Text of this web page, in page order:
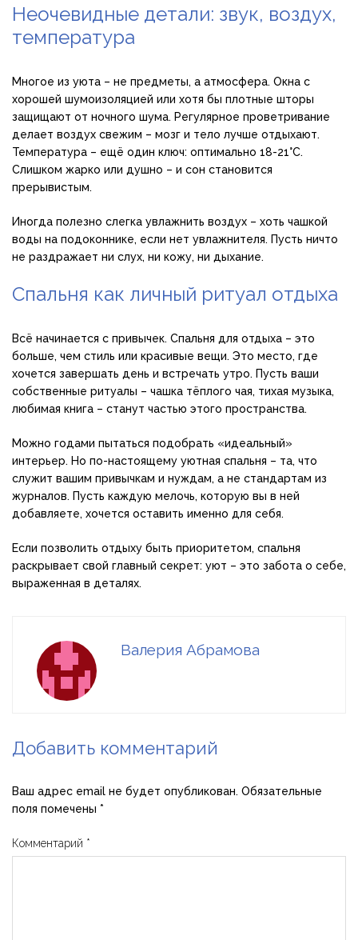
Неочевидные детали: звук, воздух,
температура
Многое из уюта – не предметы, а атмосфера. Окна с
хорошей шумоизоляцией или хотя бы плотные шторы
защищают от ночного шума. Регулярное проветривание
делает воздух свежим – мозг и тело лучше отдыхают.
Температура – ещё один ключ: оптимально 18-21°C.
Слишком жарко или душно – и сон становится
прерывистым.
Иногда полезно слегка увлажнить воздух – хоть чашкой
воды на подоконнике, если нет увлажнителя. Пусть ничто
не раздражает ни слух, ни кожу, ни дыхание.
Спальня как личный ритуал отдыха
Всё начинается с привычек. Спальня для отдыха – это
больше, чем стиль или красивые вещи. Это место, где
хочется завершать день и встречать утро. Пусть ваши
собственные ритуалы – чашка тёплого чая, тихая музыка,
любимая книга – станут частью этого пространства.
Можно годами пытаться подобрать «идеальный»
интерьер. Но по-настоящему уютная спальня – та, что
служит вашим привычкам и нуждам, а не стандартам из
журналов. Пусть каждую мелочь, которую вы в ней
добавляете, хочется оставить именно для себя.
Если позволить отдыху быть приоритетом, спальня
раскрывает свой главный секрет: уют – это забота о себе,
выраженная в деталях.
Валерия Абрамова
Добавить комментарий
Ваш адрес email не будет опубликован. Обязательные
поля помечены *
Комментарий *